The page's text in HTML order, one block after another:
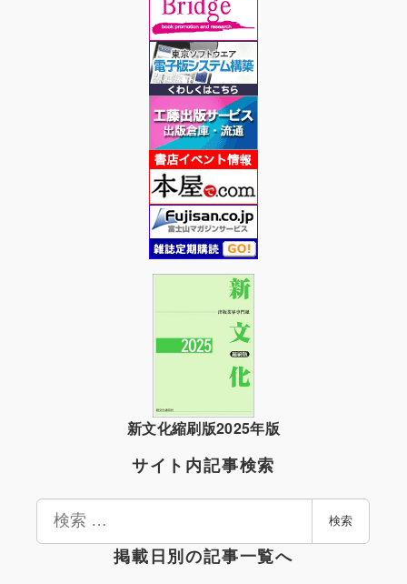
新文化縮刷版2025年版
サイト内記事検索
検
検索
掲載日別の記事一覧へ